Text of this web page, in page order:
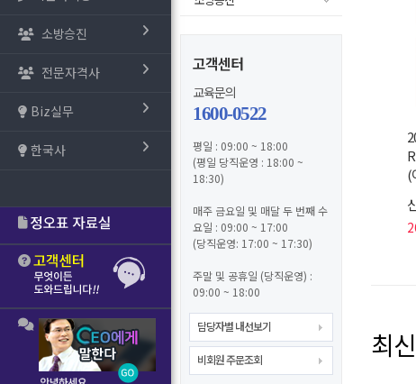
소방승진
전문자격사
Biz실무
한국사
고객센터
교육문의
1600-0522
평일 : 09:00 ~ 18:00
(평일 당직운영 : 18:00 ~
18:30)
매주 금요일 및 매달 두 번째 수
요일 : 09:00 ~ 17:00
(당직운영: 17:00 ~ 17:30)
주말 및 공휴일 (당직운영) :
09:00 ~ 18:00
담당자별 내선보기
비회원 주문조회
(
최